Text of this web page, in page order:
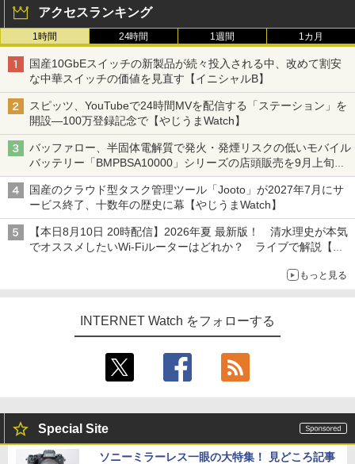
アクセスランキング
1時間 24時間 1週間 1カ月
国産10GbEスイッチの新製品が続々投入される中、改めて割安
な中華スイッチの価値を見直す【イニシャルB】
スピッツ、YouTubeで24時間MVを配信する「ステーション」を
開設―100万登録記念で【やじうまWatch】
バッファロー、半固体電解質で発火・発煙リスクの低いモバイル
バッテリー「BMPBSA10000」シリーズの店頭販売を9月上旬に
開始
国産のクラウド型タスク管理ツール「Jooto」が2027年7月にサ
ービス終了、十数年の歴史に幕【やじうまWatch】
【本日8月10日 20時配信】2026年夏 最新版！ 清水理史が本気
でオススメしたいWi-Fiルーターはどれか？ ライブで解説【清
もっと見る
INTERNET Watch をフォローする
Special Site
ソニーミラーレス一眼の大特集！ 見どころ記事